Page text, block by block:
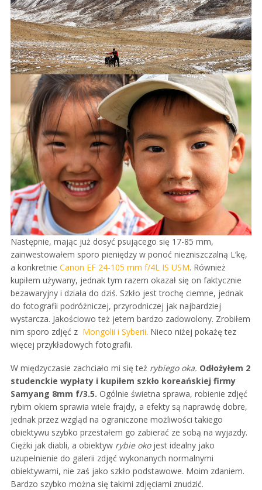
Następnie, mając już dosyć psującego się 17-85 mm,
zainwestowałem sporo pieniędzy w ponoć niezniszczalną L’kę,
a konkretnie Canon EF 24-105 mm f/4L IS USM. Również
kupiłem używany, jednak tym razem okazał się on faktycznie
bezawaryjny i działa do dziś. Szkło jest trochę ciemne, jednak
do fotografii podróżniczej, przyrodniczej jak najbardziej
wystarcza. Jakościowo też jetem bardzo zadowolony. Zrobiłem
nim sporo zdjęć z Mongolii i Syberii. Nieco niżej pokażę tez
więcej przykładowych fotografii.
W międzyczasie zachciało mi się też rybiego oka. Odłożyłem 2
studenckie wypłaty i kupiłem szkło koreańskiej firmy
Samyang 8mm f/3.5. Ogólnie świetna sprawa, robienie zdjęć
rybim okiem sprawia wiele frajdy, a efekty są naprawdę dobre,
jednak przez wzgląd na ograniczone możliwości takiego
obiektywu szybko przestałem go zabierać ze sobą na wyjazdy.
Ciężki jak diabli, a obiektyw rybie oko jest idealny jako
uzupełnienie do galerii zdjęć wykonanych normalnymi
obiektywami, nie zaś jako szkło podstawowe. Moim zdaniem.
Bardzo szybko można się takimi zdjęciami znudzić.